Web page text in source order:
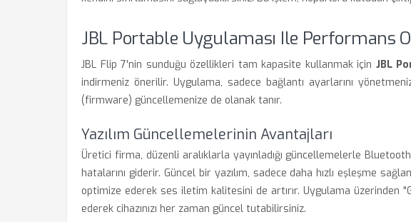
JBL Portable Uygulaması Ile Performans
JBL Flip 7'nin sunduğu özellikleri tam kapasite kullanmak için JBL
indirmeniz önerilir. Uygulama, sadece bağlantı ayarlarını
(firmware) güncellemenize de olanak tanır.
Yazılım Güncellemelerinin Avantajları
Üretici firma, düzenli aralıklarla yayınladığı güncellemelerle
hatalarını giderir. Güncel bir yazılım, sadece daha hızlı eşleşme
optimize ederek ses iletim kalitesini de artırır. Uygulama üzerinden
ederek cihazınızı her zaman güncel tutabilirsiniz.